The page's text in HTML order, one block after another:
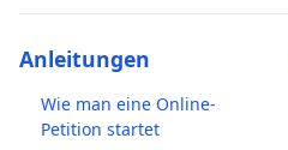
Anleitungen
Wie man eine Online-
Petition startet